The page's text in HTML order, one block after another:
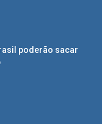
poderão sacar